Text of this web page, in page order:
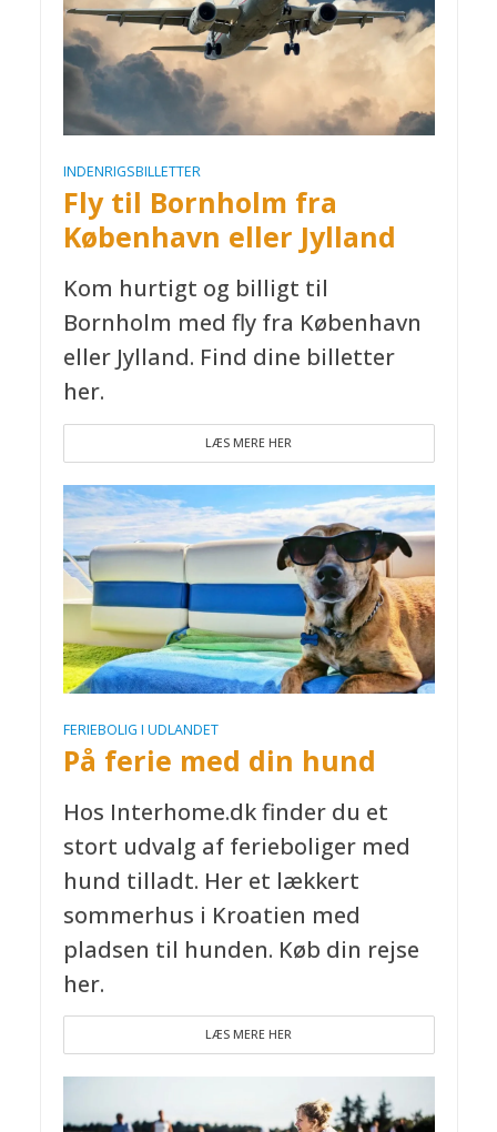
INDENRIGSBILLETTER
Fly til Bornholm fra
København eller Jylland
Kom hurtigt og billigt til
Bornholm med fly fra København
eller Jylland. Find dine billetter
her.
LÆS MERE HER
FERIEBOLIG I UDLANDET
På ferie med din hund
Hos Interhome.dk finder du et
stort udvalg af ferieboliger med
hund tilladt. Her et lækkert
sommerhus i Kroatien med
pladsen til hunden. Køb din rejse
her.
LÆS MERE HER